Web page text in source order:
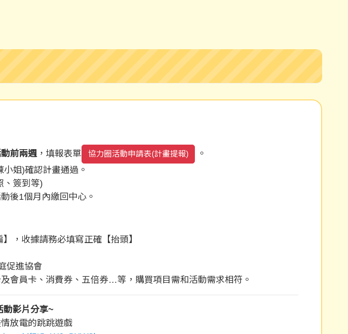
前兩週，填報表單 協力圈活動申請表(計畫提報)
。
姐)確認計畫通過。
、簽到等)
後1個月內繳回中心。
，收據請務必填寫正確【抬頭】
促進協會
會員卡、消費券、五倍券…等，購買項目需和活動需求相符。
影片分享~
放電的跳跳遊戲